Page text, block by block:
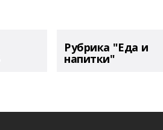
Рубрика "Еда и
напитки"